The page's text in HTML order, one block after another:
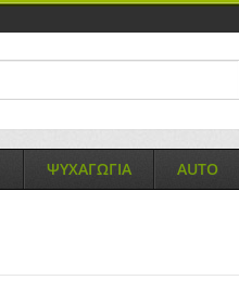
ΨΥΧΑΓΩΓΙΑ AUTO